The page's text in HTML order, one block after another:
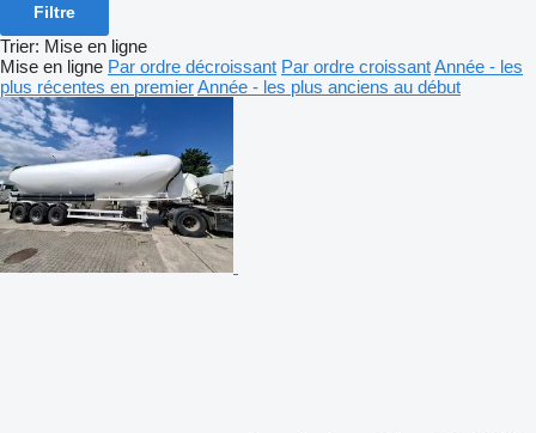
Filtre
Trier: Mise en ligne
Mise en ligne Par ordre décroissant Par ordre croissantAnnée - les
plus récentes en premierAnnée - les plus anciens au début